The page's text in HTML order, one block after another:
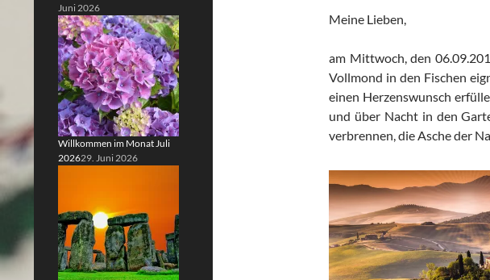
Meine Lieben,
am Mittwoch, den
Vollmond in den Fischen
einen Herzenswunsch
und über Nacht in den
verbrennen, die Asche der
Juni 2026
Willkommen im Monat Juli
202629. Juni 2026